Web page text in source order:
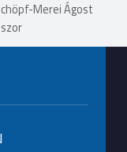
Merei Ágost